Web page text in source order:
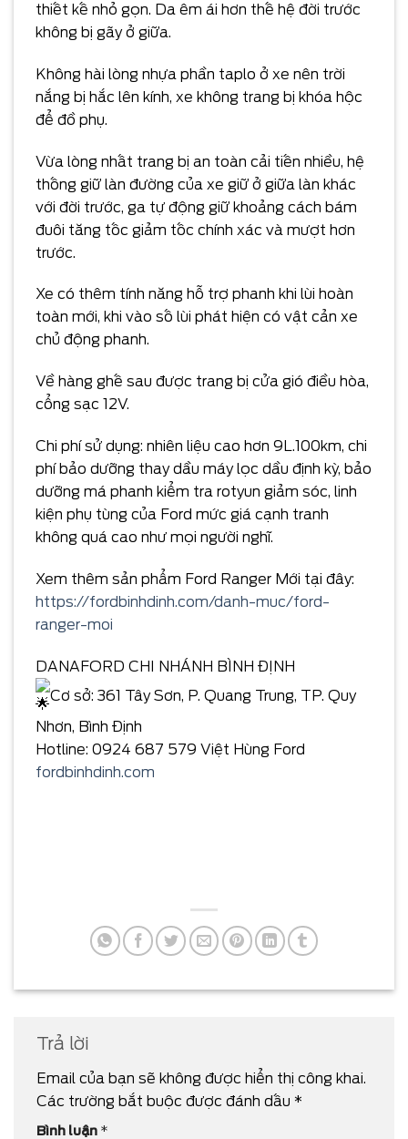
thiết kế nhỏ gọn. Da êm ái hơn thế hệ đời trước
không bị gãy ở giữa.
Không hài lòng nhựa phần taplo ở xe nên trời
nắng bị hắc lên kính, xe không trang bị khóa hộc
để đồ phụ.
Vừa lòng nhất trang bị an toàn cải tiến nhiều, hệ
thống giữ làn đường của xe giữ ở giữa làn khác
với đời trước, ga tự động giữ khoảng cách bám
đuôi tăng tốc giảm tốc chính xác và mượt hơn
trước.
Xe có thêm tính năng hỗ trợ phanh khi lùi hoàn
toàn mới, khi vào số lùi phát hiện có vật cản xe
chủ động phanh.
Về hàng ghế sau được trang bị cửa gió điều hòa,
cổng sạc 12V.
Chi phí sử dụng: nhiên liệu cao hơn 9L.100km, chi
phí bảo dưỡng thay dầu máy lọc dầu định kỳ, bảo
dưỡng má phanh kiểm tra rotyun giảm sóc, linh
kiện phụ tùng của Ford mức giá cạnh tranh
không quá cao như mọi người nghĩ.
Xem thêm sản phẩm Ford Ranger Mới tại đây:
https://fordbinhdinh.com/danh-muc/ford-
ranger-moi
DANAFORD CHI NHÁNH BÌNH ĐỊNH
Cơ sở: 361 Tây Sơn, P. Quang Trung, TP. Quy
Nhơn, Bình Định
Hotline: 0924 687 579 Việt Hùng Ford
fordbinhdinh.com
Trả lời
Email của bạn sẽ không được hiển thị công khai.
Các trường bắt buộc được đánh dấu *
Bình luận *